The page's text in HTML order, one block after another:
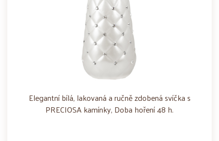
Elegantní bílá, lakovaná a ručně zdobená svíčka s
PRECIOSA kamínky, Doba hoření 48 h.